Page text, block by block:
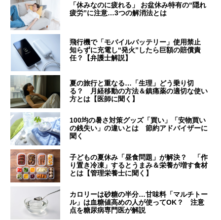
「休みなのに疲れる」 お盆休み特有の“隠れ
疲労”に注意…3つの解消法とは
飛行機で「モバイルバッテリー」使用禁止
知らずに充電し“発火”したら巨額の賠償責
任？【弁護士解説】
夏の旅行と重なる…「生理」どう乗り切
る？ 月経移動の方法＆鎮痛薬の適切な使い
方とは【医師に聞く】
100均の暑さ対策グッズ「買い」「安物買い
の銭失い」の違いとは 節約アドバイザーに
聞く
子どもの夏休み「昼食問題」が解決？ 「作
り置き冷凍」するとうまみ＆栄養が増す食材
とは【管理栄養士に聞く】
カロリーは砂糖の半分…甘味料「マルチトー
ル」は血糖値高めの人が使ってOK？ 注意
点を糖尿病専門医が解説